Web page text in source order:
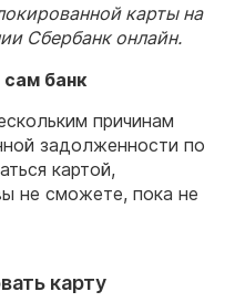
карты на
Сбербанк онлайн.
сам банк
причинам
задолженности по
картой,
не сможете, пока не
карту